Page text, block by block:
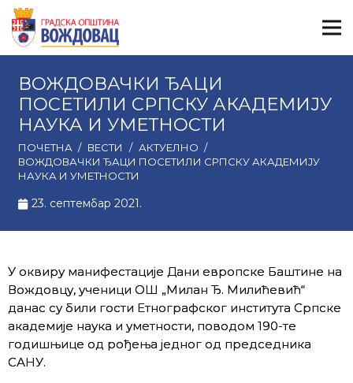
ВОЖДОВАЧКИ ЂАЦИ
ПОСЕТИЛИ СРПСКУ АКАДЕМИЈУ
НАУКА И УМЕТНОСТИ
ПОЧЕТНА / ВЕСТИ / АКТУЕЛНО /
ВОЖДОВАЧКИ ЂАЦИ ПОСЕТИЛИ СРПСКУ АКАДЕМИЈУ
НАУКА И УМЕТНОСТИ
23. септембар 2021.
У оквиру манифестације Дани европске Баштине на
Вождовцу, ученици ОШ „Милан Ђ. Милићевић“
данас су били гости Етнографског института Српске
академије наука и уметности, поводом 190-те
годишњице од рођења једног од председника
САНУ.